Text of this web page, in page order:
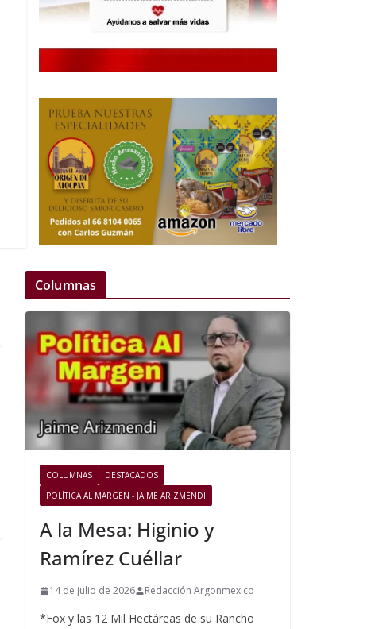
Columnas
COLUMNAS
DESTACADOS
POLÍTICA AL MARGEN - JAIME ARIZMENDI
A la Mesa: Higinio y
Ramírez Cuéllar
14 de julio de 2026 Redacción Argonmexico
*Fox y las 12 Mil Hectáreas de su Rancho